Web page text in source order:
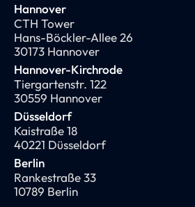
Hannover
CTH Tower
Hans-Böckler-Allee 26
30173 Hannover
Hannover-Kirchrode
Tiergartenstr. 122
30559 Hannover
Düsseldorf
Kaistraße 18
40221 Düsseldorf
Berlin
Rankestraße 33
10789 Berlin